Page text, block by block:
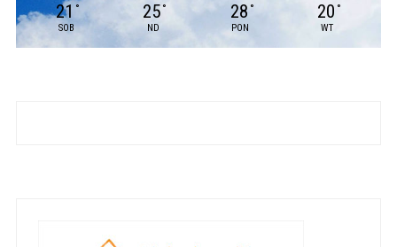
21 °
SOB
25 °
ND
28 °
PON
20 °
WT